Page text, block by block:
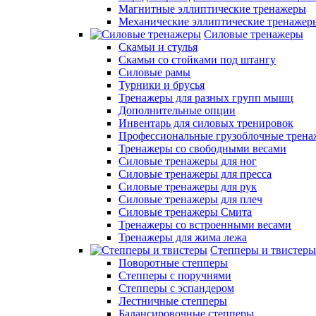
Магнитные эллиптические тренажеры
Механические эллиптические
Силовые тренажеры
Скамьи и стулья
Скамьи со стойками под штангу
Силовые рамы
Турники и брусья
Тренажеры для разных групп мышц
Дополнительные опции
Инвентарь для силовых тренировок
Профессиональные грузоблочные
Тренажеры со свободными весами
Силовые тренажеры для ног
Силовые тренажеры для пресса
Силовые тренажеры для рук
Силовые тренажеры для плеч
Силовые тренажеры Смита
Тренажеры со встроенными весами
Тренажеры для жима лежа
Степперы и твистеры
Поворотные степперы
Степперы с поручнями
Степперы с эспандером
Лестничные степперы
Балансировочные степперы